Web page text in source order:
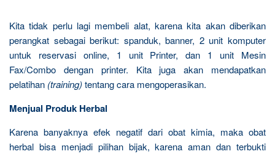
Kita tidak perlu lagi membeli alat, karena kita akan diberikan
perangkat sebagai berikut: spanduk, banner, 2 unit komputer
untuk reservasi online, 1 unit Printer, dan 1 unit Mesin
Fax/Combo dengan printer. Kita juga akan mendapatkan
pelatihan (training) tentang cara mengoperasikan.
Menjual Produk Herbal
Karena banyaknya efek negatif dari obat kimia, maka obat
herbal bisa menjadi pilihan bijak, karena aman dan terbukti